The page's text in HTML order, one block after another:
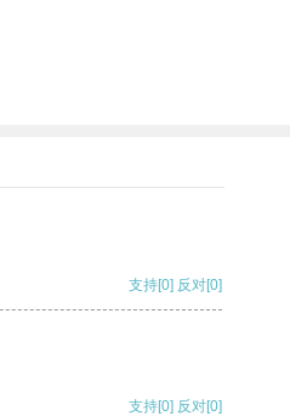
支持[0] 反对[0]
支持[0] 反对[0]